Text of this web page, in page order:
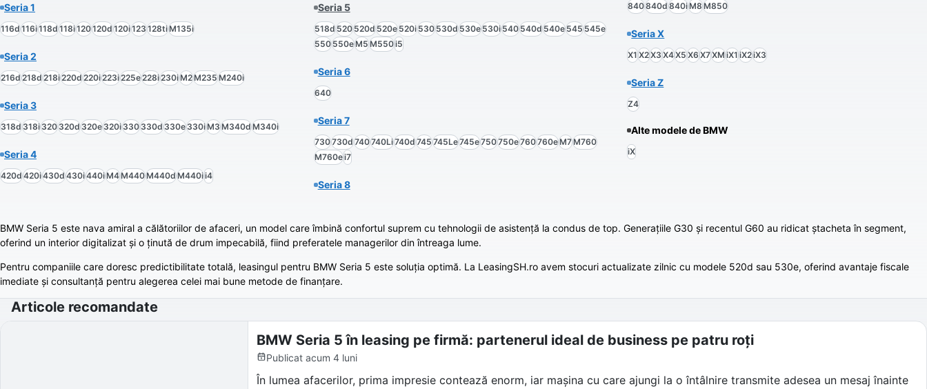
Seria 1
116d116i118d118i120120d120i123128tiM135i
Seria 2
216d218d218i220d220i223i225e228i230i M2M235M240i
Seria 3
318d318i320320d320e320i330330d330e330i M3M340dM340i
Seria 4
420d420i430d430i440i M4M440M440dM440ii4
Seria 5
518d520520d520e520i530530d530e530i540540d540e545545e
550550eM5M550i5
Seria 6
640
Seria 7
730730d740740Li740d745745Le745e750750e760760eM7M760
M760ei7
Seria 8
840840d840iM8M850
Seria X
X1 X2X3X4X5X6X7XMiX1iX2iX3
Seria Z
Z4
Alte modele deBMW
iX
BMW Seria 5 este nava amiral a călătoriilor de afaceri, un model care îmbină confortul suprem cu tehnologii de asistență la condus de top. Generațiile G30 și recentul G60 au ridicat ștacheta în segment,
oferind un interior digitalizat și o ținută de drum impecabilă, fiind preferatele managerilor din întreaga lume.
Pentru companiile care doresc predictibilitate totală, leasingul pentru BMW Seria 5 este soluția optimă. La LeasingSH.ro avem stocuri actualizate zilnic cu modele 520d sau 530e, oferind avantaje fiscale
imediate și consultanță pentru alegerea celei mai bune metode de finanțare.
Articole recomandate
BMW Seria 5 în leasing pe firmă: partenerul ideal de business pe patru roți
Publicat acum 4 luni
În lumea afacerilor, prima impresie contează enorm, iar mașina cu care ajungi la o întâlnire transmite adesea un mesaj înainte